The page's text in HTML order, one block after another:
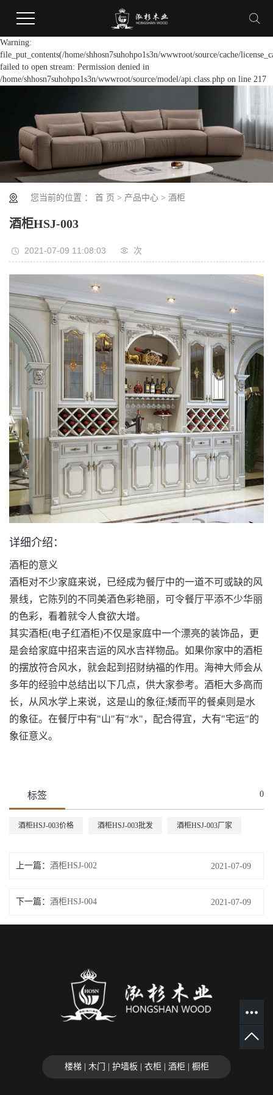
Warning:
file_put_contents(/home/shhosn7suhohpo1s3n/wwwroot/source/cache/
failed to open stream: Permission denied in
/home/shhosn7suhohpo1s3n/wwwroot/source/model/api.class.php on line 217
您当前的位置 ： 首 页 > 产品中心 > 酒柜
酒柜HSJ-003
2021-07-09 11:08:03 次
详细介绍：
酒柜的意义
酒柜对不少家庭来说，已经成为餐厅中的一道不可或缺的风
景线，它陈列的不同美酒色彩艳丽，可令餐厅平添不少华丽
的色彩，看着就令人食欲大增。
其实酒柜(电子红酒柜)不仅是家庭中一个漂亮的装饰品，更
是会给家庭中招来吉运的风水吉祥物品。如果你家中的酒柜
的摆放符合风水，就会起到招财纳福的作用。海神大师会从
多年的经验中总结出以下几点，供大家参考。酒柜大多高而
长，从风水学上来说，这是山的象征;矮而平的餐桌则是水
的象征。在餐厅中有"山"有"水"，配合得宜，大有"宅运"的
象征意义。
标签 0
酒柜HSJ-003价格 酒柜HSJ-003批发 酒柜HSJ-003厂家
上一篇： 酒柜HSJ-002 2021-07-09
下一篇： 酒柜HSJ-004 2021-07-09
楼梯 | 木门 | 护墙板 | 衣柜 | 酒柜 | 橱柜